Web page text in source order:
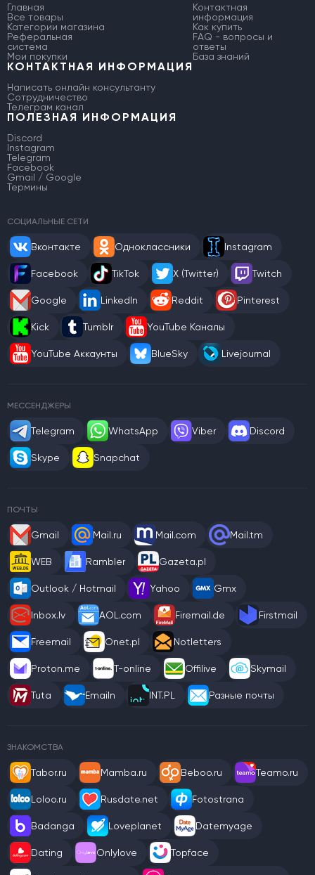
Главная
Все товары
Категории магазина
Реферальная
система
Мои покупки
Контактная
информация
Как купить
FAQ - вопросы и
ответы
База знаний
КОНТАКТНАЯ ИНФОРМАЦИЯ
Написать онлайн консультанту
Сотрудничество
Телеграм канал
ПОЛЕЗНАЯ ИНФОРМАЦИЯ
Discord
Instagram
Telegram
Facebook
Gmail / Google
Термины
СОЦИАЛЬНЫЕ СЕТИ
Вконтакте Одноклассники Instagram
Facebook TikTok X (Twitter) Twitch
Google LinkedIn Reddit Pinterest
Kick Tumblr YouTube Каналы
YouTube Аккаунты BlueSky Livejournal
МЕССЕНДЖЕРЫ
Telegram WhatsApp Viber Discord
Skype Snapchat
ПОЧТЫ
Gmail Mail.ru Mail.com Mail.tm
WEB Rambler Gazeta.pl
Outlook / Hotmail Yahoo Gmx
Inbox.lv AOL.com Firemail.de Firstmail
Freemail Onet.pl Notletters
Proton.me T-online Offilive Skymail
Tuta Emailn INT.PL Разные почты
ЗНАКОМСТВА
Tabor.ru Mamba.ru Beboo.ru Teamo.ru
Loloo.ru Rusdate.net Fotostrana
Badanga Loveplanet Datemyage
Dating Onlylove Topface